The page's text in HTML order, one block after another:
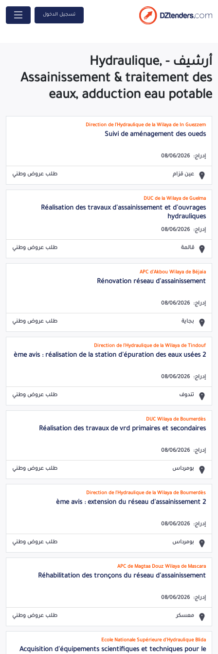
تسجيل الدخول
أرشيف - Hydraulique,
Assainissement & traitement des
eaux, adduction eau potable
Direction de l'Hydraulique de la Wilaya de In Guezzem
Suivi de aménagement des oueds
إدراج: 08/06/2026
عين قزام طلب عروض وطني
DUC de la Wilaya de Guelma
Réalisation des travaux d'assainissement et d'ouvrages
hydrauliques
إدراج: 08/06/2026
قالمة طلب عروض وطني
APC d'Akbou Wilaya de Béjaia
Rénovation réseau d'assainissement
إدراج: 08/06/2026
بجاية طلب عروض وطني
Direction de l'Hydraulique de la Wilaya de Tindouf
2 ème avis : réalisation de la station d'épuration des eaux usées
إدراج: 08/06/2026
تندوف طلب عروض وطني
DUC Wilaya de Boumerdès
Réalisation des travaux de vrd primaires et secondaires
إدراج: 08/06/2026
بومرداس طلب عروض وطني
Direction de l'Hydraulique de la Wilaya de Boumerdès
2 ème avis : extension du réseau d'assainissement
إدراج: 08/06/2026
بومرداس طلب عروض وطني
APC de Magtaa Douz Wilaya de Mascara
Réhabilitation des tronçons du réseau d'assainissement
إدراج: 08/06/2026
معسكر طلب عروض وطني
Ecole Nationale Supérieure d'Hydraulique Blida
Acquisition d'équipements scientifiques et techniques pour le